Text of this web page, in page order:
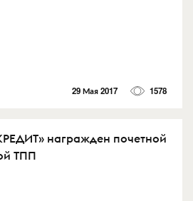
29 Мая 2017 1578
награжден почетной
ТПП